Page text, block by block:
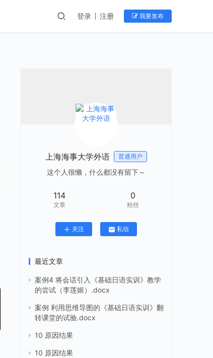
登录 注册 我要发布
上海海事大学外语 普通用户
这个人很懒，什么都没有留下～
114
文章
0
粉丝
关注 私信
最近文章
案例4 将会话引入《基础日语实训》教学
的尝试（李莲姬）.docx
案例 利用思维导图的《基础日语实训》翻
转课堂的试验.docx
10 原因结果
10 原因结果